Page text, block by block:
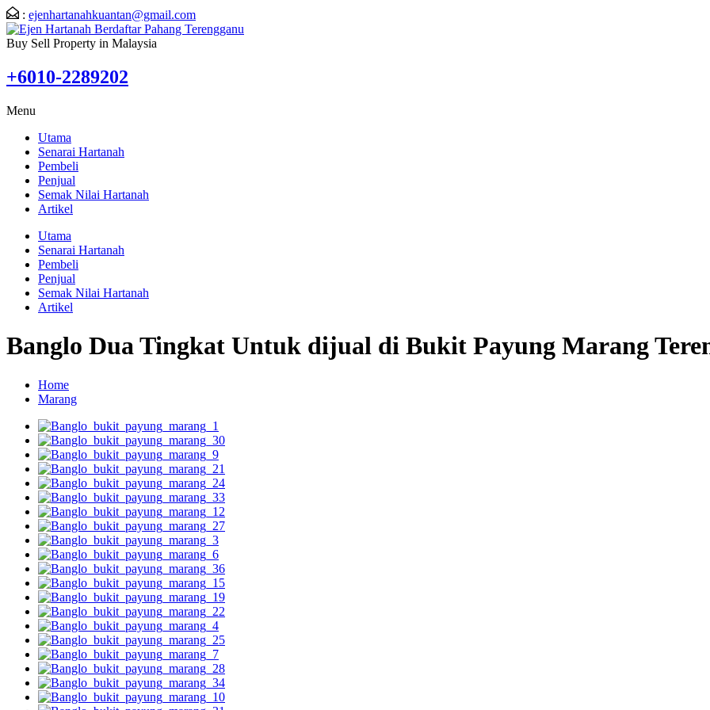
: ejenhartanahkuantan@gmail.com
Buy Sell Property in Malaysia
+6010-2289202
Menu
Utama
Senarai Hartanah
Pembeli
Penjual
Semak Nilai Hartanah
Artikel
Utama
Senarai Hartanah
Pembeli
Penjual
Semak Nilai Hartanah
Artikel
Banglo Dua Tingkat Untuk dijual di Bukit Payung Marang
Home
Marang